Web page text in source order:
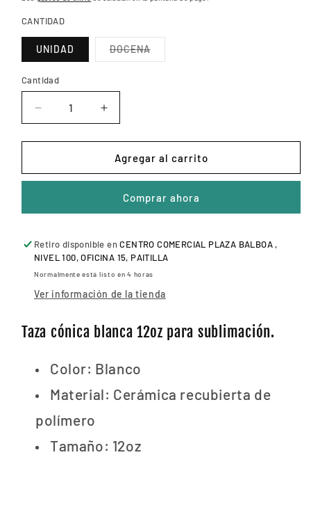
CANTIDAD
UNIDAD DOCENAVariante
Cantidad
Reducir
cantidad
para
CÓNICA
Aumentar
cantidad
para
TAZA
CÓNICA
Agregar al carrito
Comprar ahora
Retiro disponible enCENTRO COMERCIAL PLAZA BALBOA ,
NIVEL 100, OFICINA 15, PAITILLA
Normalmente está listo en 4 horas
Ver información de la tienda
Taza cónica blanca 12oz para sublimación.
Color: Blanco
Material: Cerámica recubierta de
polímero
Tamaño: 12oz